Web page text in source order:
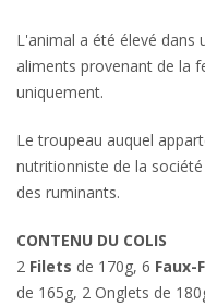
L'animal a été élevé dans
aliments provenant de la
uniquement.
Le troupeau auquel
nutritionniste de la
des ruminants.
CONTENU DU COLIS
2 Filets de 170g, 6 Faux-
de 165g, 2 Onglets de